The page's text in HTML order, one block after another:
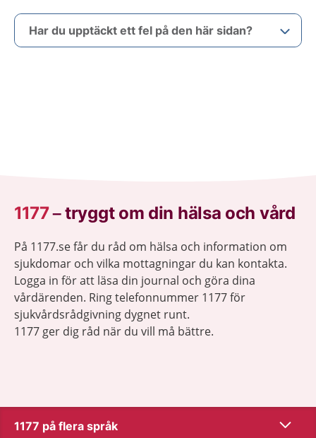
Har du upptäckt ett fel på den här sidan?
1177–tryggt om din hälsa och vård
På 1177.se får du råd om hälsa och information om
sjukdomar och vilka mottagningar du kan kontakta.
Logga in för att läsa din journal och göra dina
vårdärenden. Ring telefonnummer 1177 för
sjukvårdsrådgivning dygnet runt.
1177 ger dig råd när du vill må bättre.
1177 på flera språk Visa